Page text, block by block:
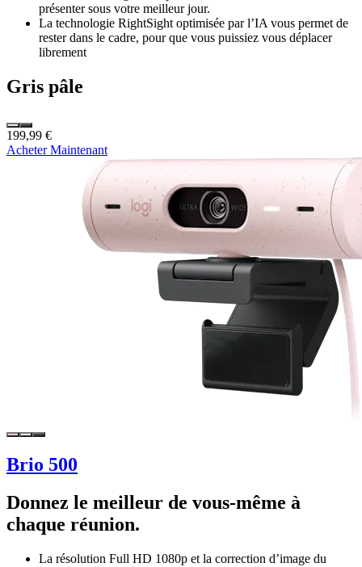
présenter sous votre meilleur jour.
La technologie RightSight optimisée par l’IA vous permet de
rester dans le cadre, pour que vous puissiez vous déplacer
librement
Gris pâle
199,99 €
Acheter Maintenant
Brio 500
Donnez le meilleur de vous-même à
chaque réunion.
La résolution Full HD 1080p et la correction d’image du